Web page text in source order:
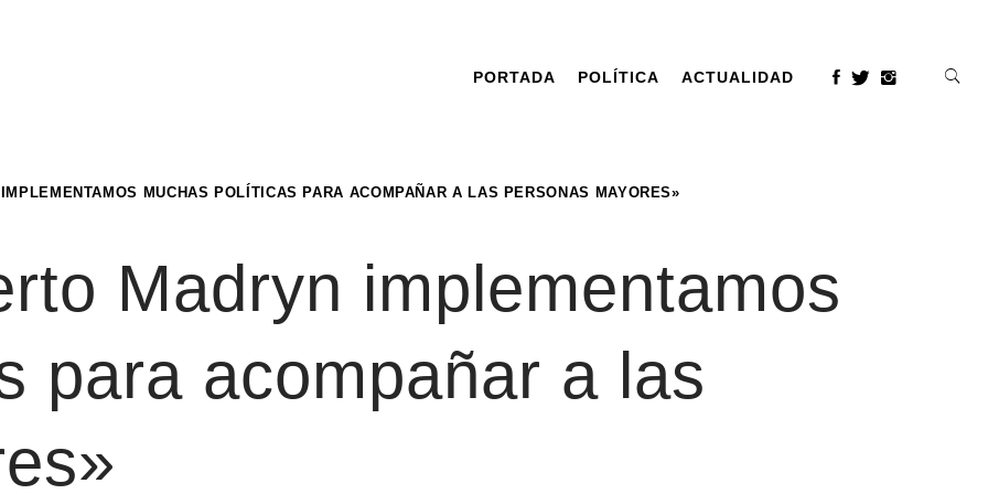
PORTADA POLÍTICA ACTUALIDAD
MUCHAS POLÍTICAS PARA ACOMPAÑAR A LAS PERSONAS MAYORES»
Madryn implementamos
para acompañar a las